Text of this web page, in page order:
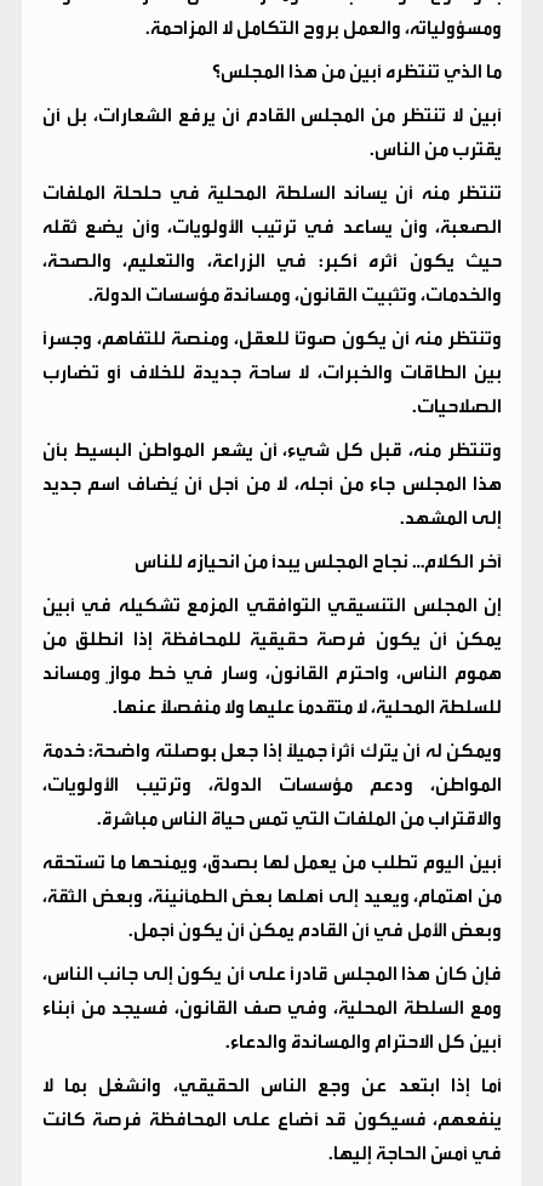
ومسؤولياته، والعمل بروح التكامل لا المزاحمة.
ما الذي تنتظره أبين من هذا المجلس؟
أبين لا تنتظر من المجلس القادم أن يرفع الشعارات، بل أن
يقترب من الناس.
تنتظر منه أن يساند السلطة المحلية في حلحلة الملفات
الصعبة، وأن يساعد في ترتيب الأولويات، وأن يضع ثقله
حيث يكون أثره أكبر: في الزراعة، والتعليم، والصحة،
والخدمات، وتثبيت القانون، ومساندة مؤسسات الدولة.
وتنتظر منه أن يكون صوتًا للعقل، ومنصة للتفاهم، وجسرًا
بين الطاقات والخبرات، لا ساحة جديدة للخلاف أو تضارب
الصلاحيات.
وتنتظر منه، قبل كل شيء، أن يشعر المواطن البسيط بأن
هذا المجلس جاء من أجله، لا من أجل أن يُضاف اسم جديد
إلى المشهد.
آخر الكلام… نجاح المجلس يبدأ من انحيازه للناس
إن المجلس التنسيقي التوافقي المزمع تشكيله في أبين
يمكن أن يكون فرصة حقيقية للمحافظة إذا انطلق من
هموم الناس، واحترم القانون، وسار في خط موازٍ ومساند
للسلطة المحلية، لا متقدمًا عليها ولا منفصلًا عنها.
ويمكن له أن يترك أثرًا جميلًا إذا جعل بوصلته واضحة: خدمة
المواطن، ودعم مؤسسات الدولة، وترتيب الأولويات،
والاقتراب من الملفات التي تمس حياة الناس مباشرة.
أبين اليوم تطلب من يعمل لها بصدق، ويمنحها ما تستحقه
من اهتمام، ويعيد إلى أهلها بعض الطمأنينة، وبعض الثقة،
وبعض الأمل في أن القادم يمكن أن يكون أجمل.
فإن كان هذا المجلس قادرًا على أن يكون إلى جانب الناس،
ومع السلطة المحلية، وفي صف القانون، فسيجد من أبناء
أبين كل الاحترام والمساندة والدعاء.
أما إذا ابتعد عن وجع الناس الحقيقي، وانشغل بما لا
ينفعهم، فسيكون قد أضاع على المحافظة فرصة كانت
في أمسّ الحاجة إليها.